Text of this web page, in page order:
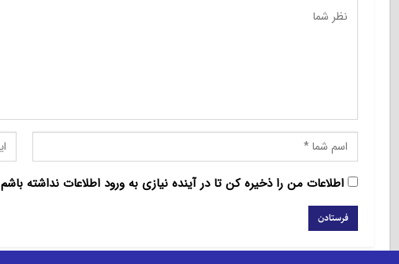
اطلاعات من را ذخیره کن تا در آینده نیازی به ورود اطلاعات نداشته باشم